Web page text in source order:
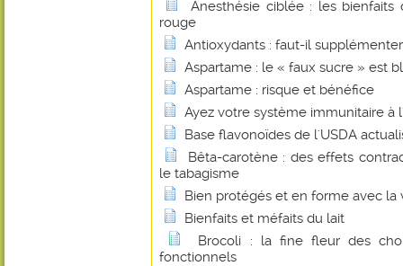
Anesthésie ciblée : les
rouge
Antioxydants : faut-il
Aspartame : le « faux sucre » est
Aspartame : risque et bénéfice
Ayez votre système immunitaire à
Base flavonoïdes de l'USDA
Bêta-carotène : des effets
le tabagisme
Bien protégés et en forme avec la
Bienfaits et méfaits du lait
Brocoli : la fine fleur des
fonctionnels